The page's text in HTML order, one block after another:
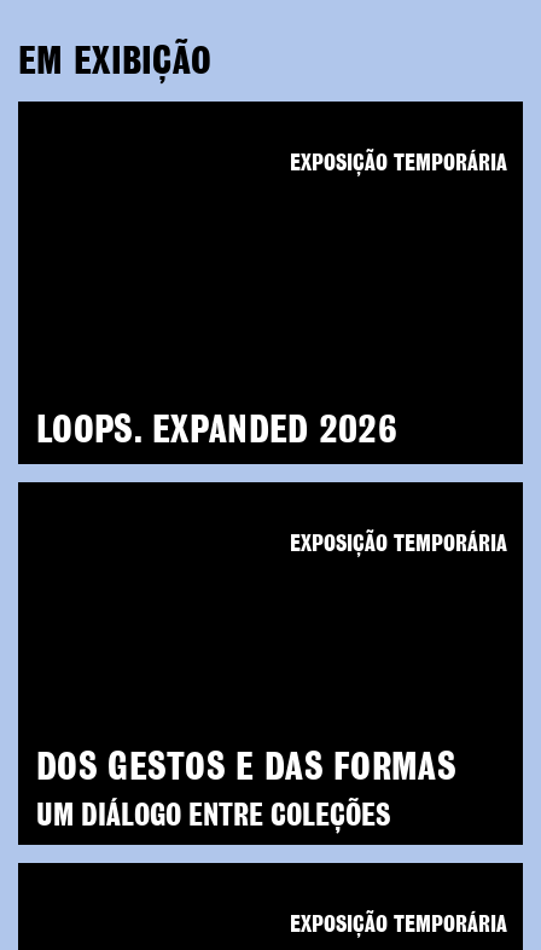
EM EXIBIÇÃO
LOOPS. EXPANDED 2026
EXPOSIÇÃO TEMPORÁRIA
DOS GESTOS E DAS FORMAS
UM DIÁLOGO ENTRE COLEÇÕES
EXPOSIÇÃO TEMPORÁRIA
EXPOSIÇÃO TEMPORÁRIA